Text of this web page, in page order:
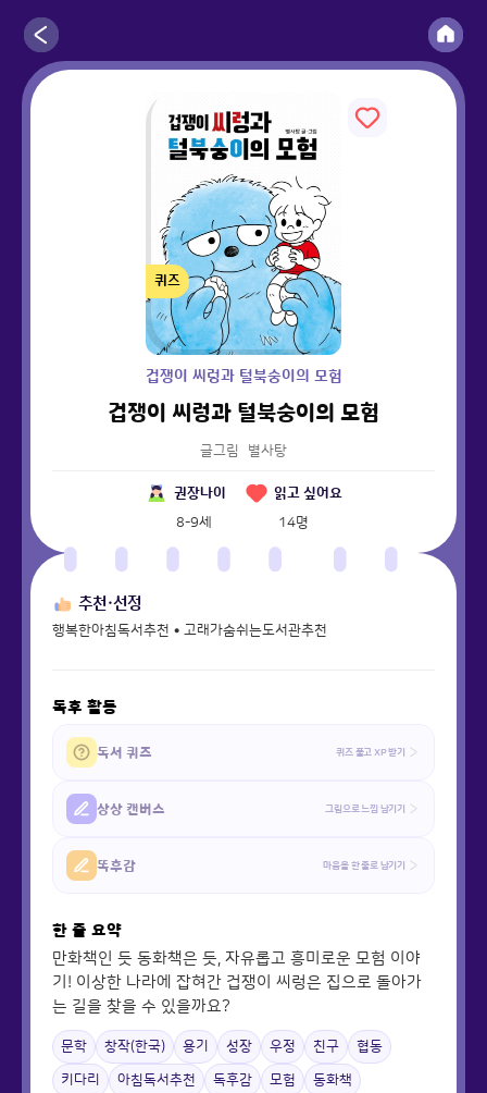
퀴즈
겁쟁이 씨렁과 털북숭이의 모험
겁쟁이 씨렁과 털북숭이의 모험
글그림 별사탕
권장나이
8-9세
읽고 싶어요
14명
추천·선정
행복한아침독서추천 • 고래가숨쉬는도서관추천
독후 활동
독서 퀴즈 퀴즈 풀고 XP 받기
상상 캔버스 그림으로 느낌 남기기
똑후감 마음을 한 줄로 남기기
한 줄 요약
만화책인 듯 동화책은 듯, 자유롭고 흥미로운 모험 이야
기! 이상한 나라에 잡혀간 겁쟁이 씨렁은 집으로 돌아가
는 길을 찾을 수 있을까요?
문학 창작(한국) 용기 성장 우정 친구 협동
키다리 아침독서추천 독후감 모험 동화책